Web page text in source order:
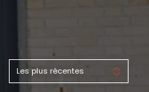
Les plus récentes